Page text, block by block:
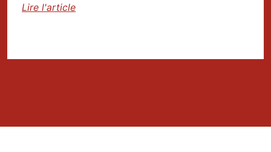
Lire l'article